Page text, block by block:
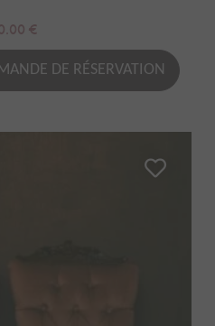
€
DE RÉSERVATION